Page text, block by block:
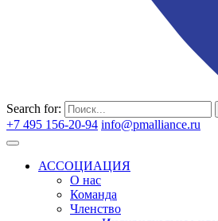
Search for:
+7 495 156-20-94 info@pmalliance.ru
АССОЦИАЦИЯ
О нас
Команда
Членство